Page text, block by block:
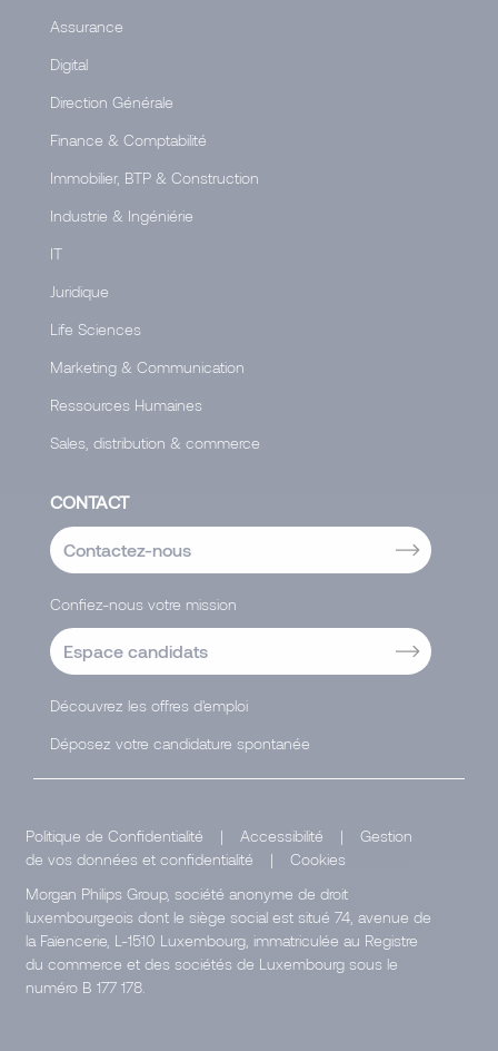
Assurance
Digital
Direction Générale
Finance & Comptabilité
Immobilier, BTP & Construction
Industrie & Ingéniérie
IT
Juridique
Life Sciences
Marketing & Communication
Ressources Humaines
Sales, distribution & commerce
CONTACT
Contactez-nous
Confiez-nous votre mission
Espace candidats
Découvrez les offres d'emploi
Déposez votre candidature spontanée
Politique de Confidentialité | Accessibilité |
Gestion
de vos données et confidentialité
|
Cookies
Morgan Philips Group, société anonyme de droit
luxembourgeois dont le siège social est situé 74, avenue de
la Faïencerie, L-1510 Luxembourg, immatriculée au Registre
du commerce et des sociétés de Luxembourg sous le
numéro B 177 178.